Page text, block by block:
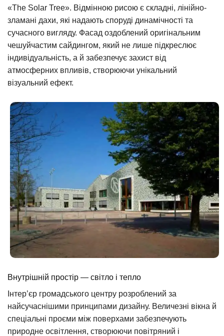
«The Solar Tree». Відмінною рисою є складні, лінійно-
зламані дахи, які надають споруді динамічності та
сучасного вигляду. Фасад оздоблений оригінальним
чешуйчастим сайдингом, який не лише підкреслює
індивідуальність, а й забезпечує захист від
атмосферних впливів, створюючи унікальний
візуальний ефект.
Внутрішній простір — світло і тепло
Інтер’єр громадського центру розроблений за
найсучаснішими принципами дизайну. Величезні вікна й
спеціальні проєми між поверхами забезпечують
природне освітлення, створюючи повітряний і